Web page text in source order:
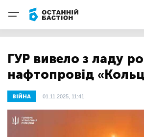
ГУР вивело з ладу
нафтопровід
ВІЙНА 01.11.2025, 11:41